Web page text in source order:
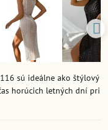
sú ideálne ako štýlový
horúcich letných dní pri